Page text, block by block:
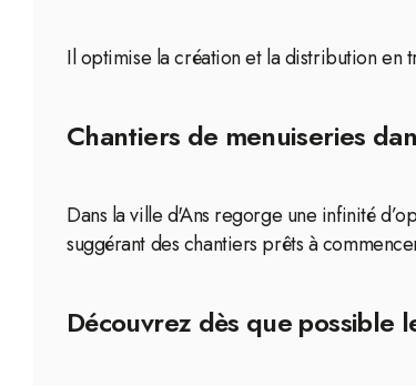
Il optimise la création et la distribution en
Chantiers de menuiseries
Dans la ville d'Ans regorge une infinité
suggérant des chantiers prêts à
Découvrez dès que possible